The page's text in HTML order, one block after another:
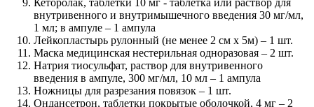
внутривенного и внутримышечного введения 30 мг/мл,
1 мл; в ампуле – 1 ампула
Лейкопластырь рулонный (не менее 2 см х 5м) – 1 шт.
Маска медицинская нестерильная одноразовая – 2 шт.
Натрия тиосульфат, раствор для внутривенного
введения в ампуле, 300 мг/мл, 10 мл – 1 ампула
Ножницы для разрезания повязок – 1 шт.
Ондансетрон, таблетки покрытые оболочкой, 4 мг – 2